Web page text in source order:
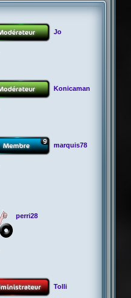
Jo
Konicaman
marquis78
perri28
Tolli